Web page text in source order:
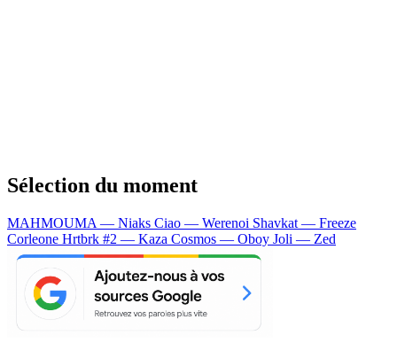
Sélection du moment
MAHMOUMA — Niaks Ciao — Werenoi Shavkat — Freeze
Corleone Hrtbrk #2 — Kaza Cosmos — Oboy Joli — Zed